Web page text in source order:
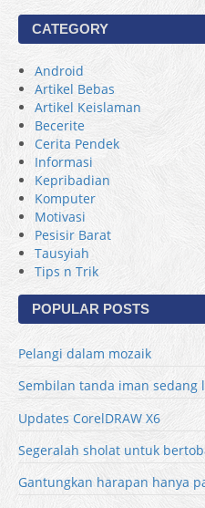
CATEGORY
Android
Artikel Bebas
Artikel Keislaman
Becerite
Cerita Pendek
Informasi
Kepribadian
Komputer
Motivasi
Pesisir Barat
Tausyiah
Tips n Trik
POPULAR POSTS
Pelangi dalam mozaik
Sembilan tanda iman sedang
Updates CorelDRAW X6
Segeralah sholat untuk
Gantungkan harapan hanya